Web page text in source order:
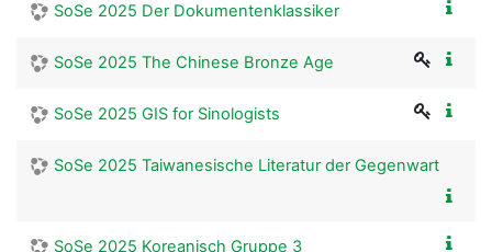
SoSe 2025 Der Dokumentenklassiker
SoSe 2025 The Chinese Bronze Age
SoSe 2025 GIS for Sinologists
SoSe 2025 Taiwanesische Literatur der Gegenwart
SoSe 2025 Koreanisch Gruppe 3